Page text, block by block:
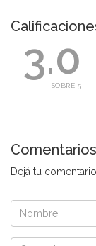
3.0
SOBRE 5
Dejá tu